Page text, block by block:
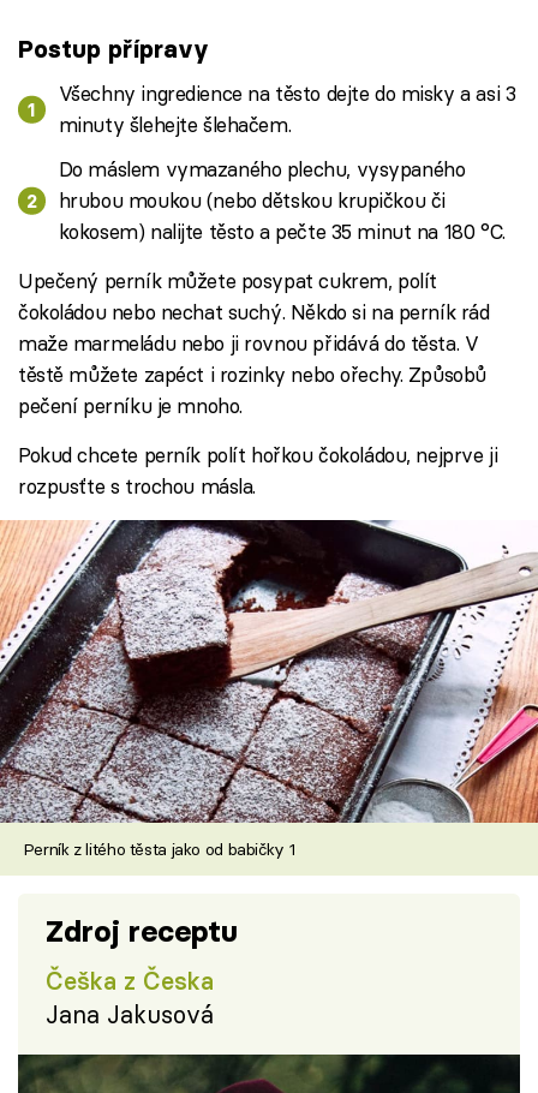
Postup přípravy
Všechny ingredience na těsto dejte do misky a asi 3
minuty šlehejte šlehačem.
Do máslem vymazaného plechu, vysypaného
hrubou moukou (nebo dětskou krupičkou či
kokosem) nalijte těsto a pečte 35 minut na 180 °C.
Upečený perník můžete posypat cukrem, polít
čokoládou nebo nechat suchý. Někdo si na perník rád
maže marmeládu nebo ji rovnou přidává do těsta. V
těstě můžete zapéct i rozinky nebo ořechy. Způsobů
pečení perníku je mnoho.
Pokud chcete perník polít hořkou čokoládou, nejprve ji
rozpusťte s trochou másla.
Perník z litého těsta jako od babičky 1
Zdroj receptu
Češka z Česka
Jana Jakusová